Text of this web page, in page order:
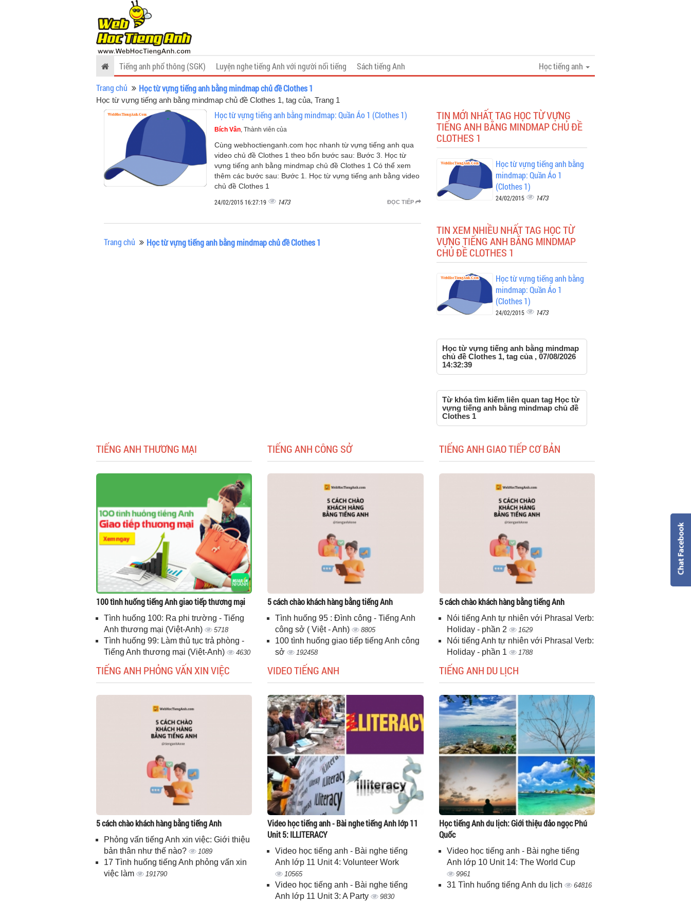
Tiếng anh phổ thông (SGK) Luyện nghe tiếng Anh với người nổi tiếng Sách tiếng Anh
Học tiếng anh
Trang chủ
Học từ vựng tiếng anh bằng mindmap chủ đề Clothes 1
Học từ vựng tiếng anh bằng mindmap chủ đề Clothes 1, tag của, Trang 1
Học từ vựng tiếng anh bằng mindmap: Quần Áo 1 (Clothes 1)
Bích Vân, Thành viên của
Cùng webhoctienganh.com học nhanh từ vựng tiếng anh qua
video chủ đề Clothes 1 theo bốn bước sau: Bước 3. Học từ
vựng tiếng anh bằng mindmap chủ đề Clothes 1 Có thể xem
thêm các bước sau: Bước 1. Học từ vựng tiếng anh bằng video
chủ đề Clothes 1
ĐỌC TIẾP
24/02/2015 16:27:19 1473
Trang chủ Học từ vựng tiếng anh bằng mindmap chủ đề Clothes 1
TIN MỚI NHẤT TAG HỌC TỪ VỰNG
TIẾNG ANH BẰNG MINDMAP CHỦ ĐỀ
CLOTHES 1
Học từ vựng tiếng anh bằng
mindmap: Quần Áo 1
(Clothes 1)
24/02/2015 1473
TIN XEM NHIỀU NHẤT TAG HỌC TỪ
VỰNG TIẾNG ANH BẰNG MINDMAP
CHỦ ĐỀ CLOTHES 1
Học từ vựng tiếng anh bằng
mindmap: Quần Áo 1
(Clothes 1)
24/02/2015 1473
Học từ vựng tiếng anh bằng mindmap
chủ đề Clothes 1, tag của , 07/08/2026
14:32:39
Từ khóa tìm kiếm liên quan tag Học từ
vựng tiếng anh bằng mindmap chủ đề
Clothes 1
TIẾNG ANH THƯƠNG MẠI
100 tình huống tiếng Anh giao tiếp thương mại
Tình huống 100: Ra phi trường - Tiếng
Anh thương mại (Việt-Anh)
5718
Tình huống 99: Làm thủ tục trả phòng -
Tiếng Anh thương mại (Việt-Anh)
4630
TIẾNG ANH CÔNG SỞ
5 cách chào khách hàng bằng tiếng Anh
Tình huống 95 : Đình công - Tiếng Anh
công sở ( Việt - Anh)
8805
100 tình huống giao tiếp tiếng Anh công
sở
192458
TIẾNG ANH GIAO TIẾP CƠ BẢN
5 cách chào khách hàng bằng tiếng Anh
Nói tiếng Anh tự nhiên với Phrasal Verb:
Holiday - phần 2
1629
Nói tiếng Anh tự nhiên với Phrasal Verb:
Holiday - phần 1
1788
TIẾNG ANH PHỎNG VẤN XIN VIỆC
5 cách chào khách hàng bằng tiếng Anh
Phỏng vấn tiếng Anh xin việc: Giới thiệu
bản thân như thế nào?
1089
17 Tình huống tiếng Anh phỏng vấn xin
việc làm
191790
VIDEO TIẾNG ANH
Video học tiếng anh - Bài nghe tiếng Anh lớp 11
Unit 5: ILLITERACY
Video học tiếng anh - Bài nghe tiếng
Anh lớp 11 Unit 4: Volunteer Work
10565
Video học tiếng anh - Bài nghe tiếng
Anh lớp 11 Unit 3: A Party
9830
TIẾNG ANH DU LỊCH
Học tiếng Anh du lịch: Giới thiệu đảo ngọc Phú
Quốc
Video học tiếng anh - Bài nghe tiếng
Anh lớp 10 Unit 14: The World Cup
9961
31 Tình huống tiếng Anh du lịch 64816